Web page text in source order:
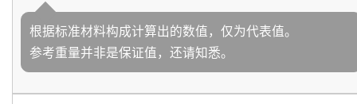
根据标准材料构成计算出的数值，仅为代表值。
参考重量并非是保证值，还请知悉。